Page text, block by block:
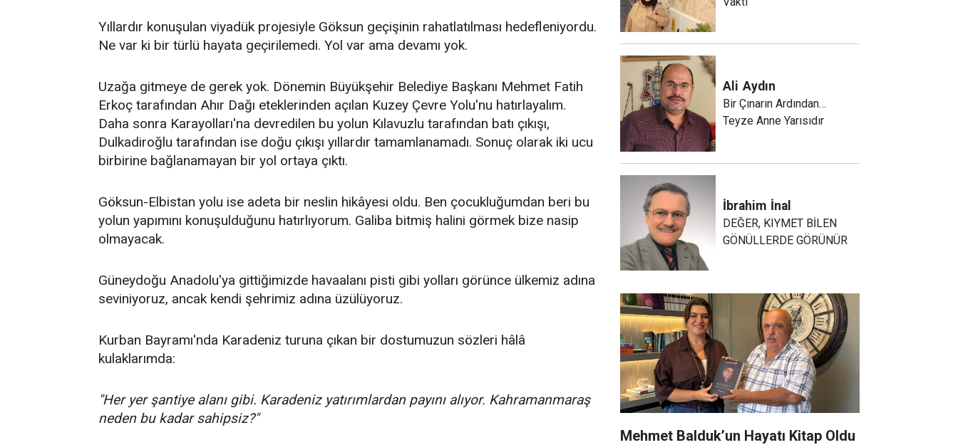
Yıllardır konuşulan viyadük projesiyle Göksun geçişinin rahatlatılması hedefleniyordu.
Ne var ki bir türlü hayata geçirilemedi. Yol var ama devamı yok.
Uzağa gitmeye de gerek yok. Dönemin Büyükşehir Belediye Başkanı Mehmet Fatih
Erkoç tarafından Ahır Dağı eteklerinden açılan Kuzey Çevre Yolu'nu hatırlayalım.
Daha sonra Karayolları'na devredilen bu yolun Kılavuzlu tarafından batı çıkışı,
Dulkadiroğlu tarafından ise doğu çıkışı yıllardır tamamlanamadı. Sonuç olarak iki ucu
birbirine bağlanamayan bir yol ortaya çıktı.
Göksun-Elbistan yolu ise adeta bir neslin hikâyesi oldu. Ben çocukluğumdan beri bu
yolun yapımını konuşulduğunu hatırlıyorum. Galiba bitmiş halini görmek bize nasip
olmayacak.
Güneydoğu Anadolu'ya gittiğimizde havaalanı pisti gibi yolları görünce ülkemiz adına
seviniyoruz, ancak kendi şehrimiz adına üzülüyoruz.
Kurban Bayramı'nda Karadeniz turuna çıkan bir dostumuzun sözleri hâlâ
kulaklarımda:
"Her yer şantiye alanı gibi. Karadeniz yatırımlardan payını alıyor. Kahramanmaraş
neden bu kadar sahipsiz?"
Ali Aydın
Bir Çınarın Ardından…
Teyze Anne Yarısıdır
İbrahim İnal
DEĞER, KIYMET BİLEN
GÖNÜLLERDE GÖRÜNÜR
Mehmet Balduk’un Hayatı Kitap Oldu